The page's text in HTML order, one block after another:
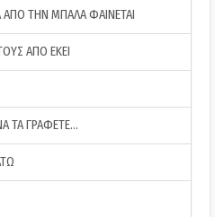
ΑΠΟ ΤΗΝ ΜΠΑΛΑ ΦΑΙΝΕΤΑΙ
ΑΠΟ ΕΚΕΙ
ΤΑ ΓΡΑΦΕΤΕ…